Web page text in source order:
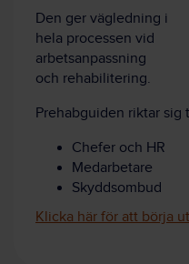
Den ger vägledning i
hela processen vid
arbetsanpassning
och rehabilitering.
Prehabguiden riktar sig
Chefer och HR
Medarbetare
Skyddsombud
Klicka här för att börja